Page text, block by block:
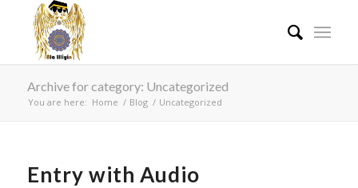
Archive for category: Uncategorized
You are here: Home / Blog / Uncategorized
Entry with Audio